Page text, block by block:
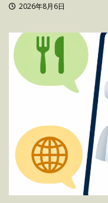
2026年8月6日